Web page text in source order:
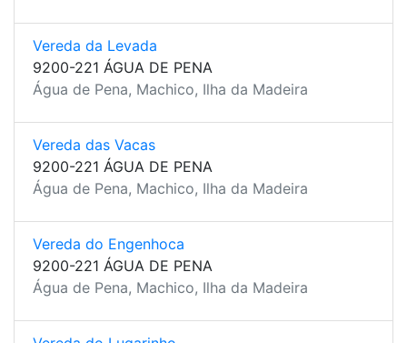
Vereda da Levada
9200-221 ÁGUA DE PENA
Água de Pena, Machico, Ilha da Madeira
Vereda das Vacas
9200-221 ÁGUA DE PENA
Água de Pena, Machico, Ilha da Madeira
Vereda do Engenhoca
9200-221 ÁGUA DE PENA
Água de Pena, Machico, Ilha da Madeira